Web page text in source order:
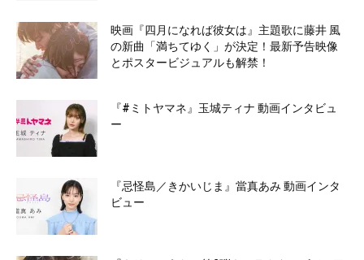
映画『四月になれば彼女は』主題歌に藤井 風
の新曲「満ちてゆく」が決定！最新予告映像
とポスタービジュアルも解禁！
『#ミトヤマネ』玉城ティナ 動画インタビュ
ー
『忌怪島／きかいじま』當真あみ 動画インタ
ビュー